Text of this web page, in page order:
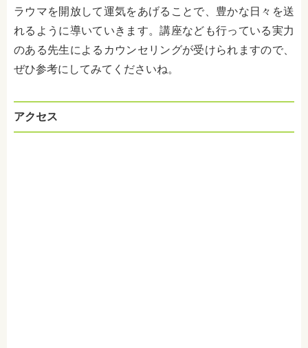
ラウマを開放して運気をあげることで、豊かな日々を送
れるように導いていきます。講座なども行っている実力
のある先生によるカウンセリングが受けられますので、
ぜひ参考にしてみてくださいね。
アクセス